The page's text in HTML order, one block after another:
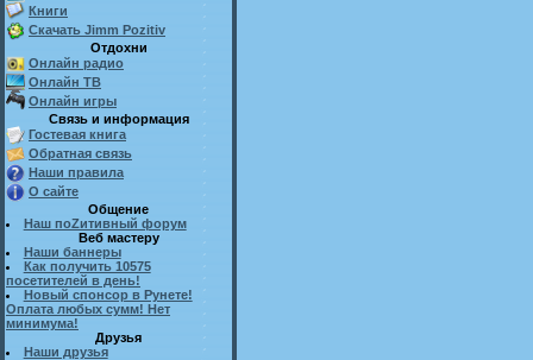
Книги
Скачать Jimm Pozitiv
Отдохни
Онлайн радио
Онлайн ТВ
Онлайн игры
Связь и информация
Гостевая книга
Обратная связь
Наши правила
О сайте
Общение
Наш поZитивный форум
Веб мастеру
Наши баннеры
Как получить 10575
посетителей в день!
Новый спонсор в Рунете!
Оплата любых сумм! Нет
минимума!
Друзья
Наши друзья